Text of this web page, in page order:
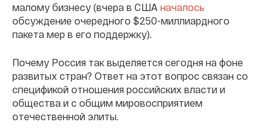
малому бизнесу (вчера в США началось
обсуждение очередного $250-миллиардного
пакета мер в его поддержку).
Почему Россия так выделяется сегодня на фоне
развитых стран? Ответ на этот вопрос связан со
спецификой отношения российских власти и
общества и с общим мировосприятием
отечественной элиты.